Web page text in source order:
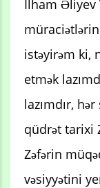
İlham Əliyev
istəyirəm ki,
etmək
lazımdır,
qüdrət tarixi
Zəfərin
vəsiyyətini